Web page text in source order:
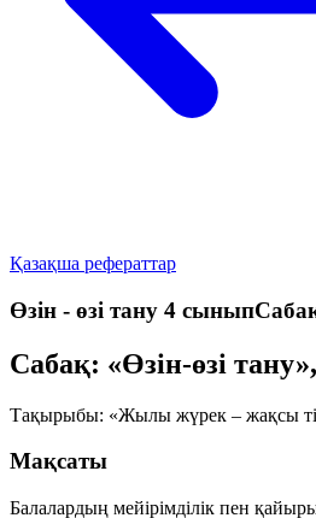
Қазақша рефераттар
Өзін - өзі тану 4
Сабақ: «Өзін-өзі
Тақырыбы: «Жылы жүрек – жақсы
Мақсаты
Балалардың мейірімділік пен